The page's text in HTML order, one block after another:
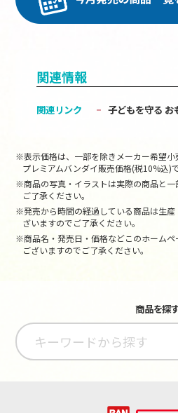
関連情報
関連リンク 子どもを守る お
※表示価格は、一部を除きメーカー希望小
プレミアムバンダイ販売価格(税10%込)で
※商品の写真・イラストは実際の商品と
ご了承ください。
※発売から時間の経過している商品は生
ざいますのでご了承ください。
※商品名・発売日・価格などこのホーム
ございますのでご了承ください。
商品を探